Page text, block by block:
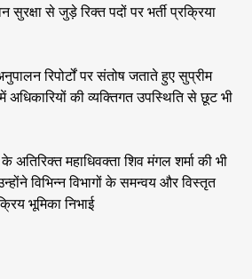
सुरक्षा से जुड़े रिक्त पदों पर भर्ती प्रक्रिया
रिपोर्टों पर संतोष जताते हुए सुप्रीम
अधिकारियों की व्यक्तिगत उपस्थिति से छूट भी
अतिरिक्त महाधिवक्ता शिव मंगल शर्मा की भी
विभिन्न विभागों के समन्वय और विस्तृत
भूमिका निभाई